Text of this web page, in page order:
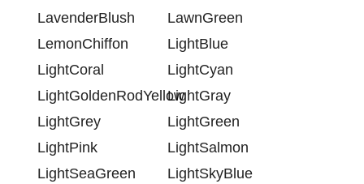
LavenderBlush
LawnGreen
LemonChiffon
LightBlue
LightCoral
LightCyan
LightGoldenRodYellowLightGray
LightGrey
LightGreen
LightPink
LightSalmon
LightSeaGreen
LightSkyBlue